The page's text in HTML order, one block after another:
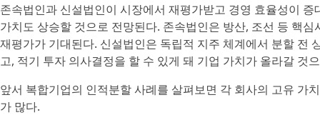
존속법인과 신설법인이 시장에서 재평가받고 경영 효율성이
가치도 상승할 것으로 전망된다. 존속법인은 방산, 조선 등 핵
재평가가 기대된다. 신설법인은 독립적 지주 체계에서 분할 전
고, 적기 투자 의사결정을 할 수 있게 돼 기업 가치가 올라갈 것
앞서 복합기업의 인적분할 사례를 살펴보면 각 회사의 고유 가
가 많다.